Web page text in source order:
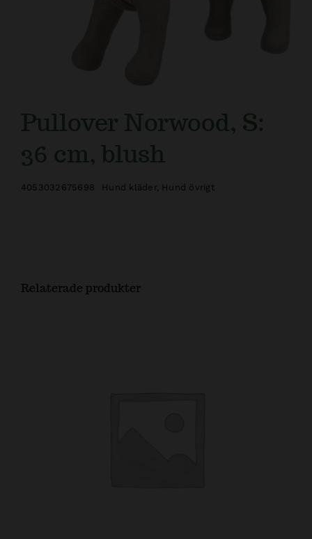
Pullover Norwood, S:
36 cm, blush
4053032675698 Hund kläder Hund övrigt
Relaterade produkter